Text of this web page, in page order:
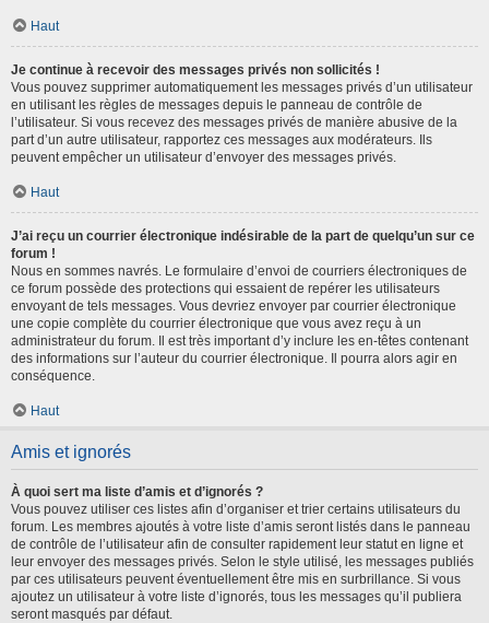
Haut
Je continue à recevoir des messages privés non sollicités !
Vous pouvez supprimer automatiquement les messages privés d’un utilisateur
en utilisant les règles de messages depuis le panneau de contrôle de
l’utilisateur. Si vous recevez des messages privés de manière abusive de la
part d’un autre utilisateur, rapportez ces messages aux modérateurs. Ils
peuvent empêcher un utilisateur d’envoyer des messages privés.
Haut
J’ai reçu un courrier électronique indésirable de la part de quelqu’un sur ce
forum !
Nous en sommes navrés. Le formulaire d’envoi de courriers électroniques de
ce forum possède des protections qui essaient de repérer les utilisateurs
envoyant de tels messages. Vous devriez envoyer par courrier électronique
une copie complète du courrier électronique que vous avez reçu à un
administrateur du forum. Il est très important d’y inclure les en-têtes contenant
des informations sur l’auteur du courrier électronique. Il pourra alors agir en
conséquence.
Haut
Amis et ignorés
À quoi sert ma liste d’amis et d’ignorés ?
Vous pouvez utiliser ces listes afin d’organiser et trier certains utilisateurs du
forum. Les membres ajoutés à votre liste d’amis seront listés dans le panneau
de contrôle de l’utilisateur afin de consulter rapidement leur statut en ligne et
leur envoyer des messages privés. Selon le style utilisé, les messages publiés
par ces utilisateurs peuvent éventuellement être mis en surbrillance. Si vous
ajoutez un utilisateur à votre liste d’ignorés, tous les messages qu’il publiera
seront masqués par défaut.